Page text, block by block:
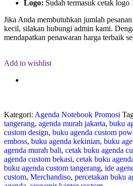
Logo: Sudah termasuk cetak logo
Jika Anda membutuhkan jumlah
kecil, silakan hubungi admin kami.
mendapatkan penawaran harga terbaik
Add to wishlist
Kategori: Agenda Notebook Promosi
tangerang, agenda murah jakarta, buku
custom design, buku agenda custom
emboss, buku agenda kekinian, buku
agenda murah bali, cetak buku agenda
agenda custom bekasi, cetak buku
buku agenda custom tangerang, ide
custom, Merchandiso, percetakan buku